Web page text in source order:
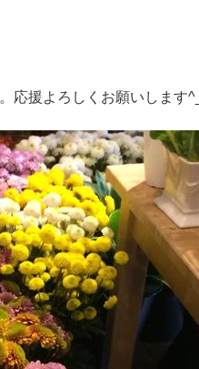
応援よろしくお願いします